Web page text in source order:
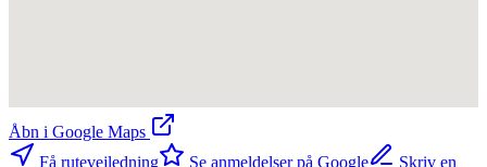
Åbn i Google Maps
Få rutevejledning
Se anmeldelser på Google
Skriv en